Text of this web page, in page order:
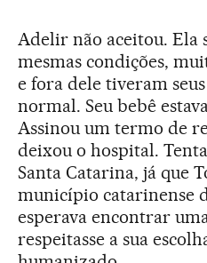
Adelir não aceitou. Ela
mesmas condições,
e fora dele tiveram
normal. Seu bebê
Assinou um termo de
deixou o hospital.
Santa Catarina, já que
município catarinense
esperava encontrar
respeitasse a sua